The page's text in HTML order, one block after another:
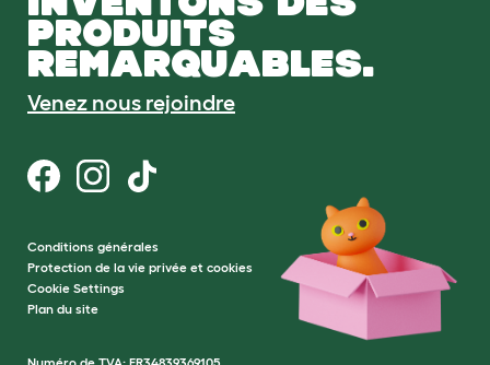
PRODUITS
REMARQUABLES.
Venez nous rejoindre
Conditions générales
Protection de la vie privée et cookies
Cookie Settings
Plan du site
Numéro de TVA: FR34839369105